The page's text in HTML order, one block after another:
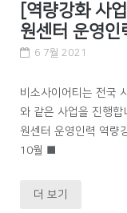
[역량강화 사
원센터 운영인
6 7월 2021
비소사이어티는 전국
와 같은 사업을 진행
원센터 운영인력 역
10월 ■
더 보기